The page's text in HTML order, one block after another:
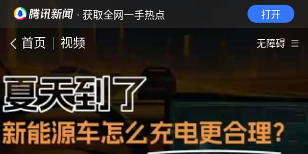
· 获取全网一手热点 打开
首页 视频 无障碍